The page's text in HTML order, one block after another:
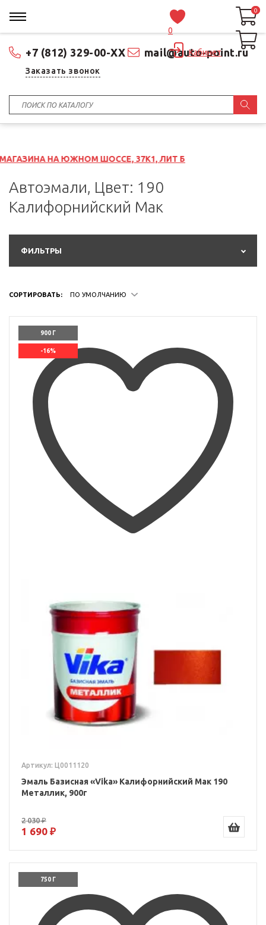
+7 (812) 329-00-XX mail@auto-point.ru
Заказать звонок
0
Кабинет
0
0
ЮЖНОМ ШОССЕ, 37К1, ЛИТ Б
Автоэмали, Цвет: 190
Калифорнийский Мак
ФИЛЬТРЫ
СОРТИРОВАТЬ: ПО УМОЛЧАНИЮ
900 Г
-16%
Артикул: Ц0011120
Эмаль Базисная «Vika» Калифорнийский Мак 190
Металлик, 900г
2 030 ₽
1 690 ₽
750 Г